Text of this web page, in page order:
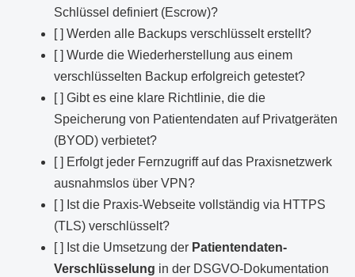
Schlüssel definiert (Escrow)?
[ ] Werden alle Backups verschlüsselt erstellt?
[ ] Wurde die Wiederherstellung aus einem
verschlüsselten Backup erfolgreich getestet?
[ ] Gibt es eine klare Richtlinie, die die
Speicherung von Patientendaten auf Privatgeräten
(BYOD) verbietet?
[ ] Erfolgt jeder Fernzugriff auf das Praxisnetzwerk
ausnahmslos über VPN?
[ ] Ist die Praxis-Webseite vollständig via HTTPS
(TLS) verschlüsselt?
[ ] Ist die Umsetzung der Patientendaten-
Verschlüsselung in der DSGVO-Dokumentation